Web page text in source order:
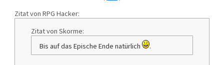
Zitat von RPG Hacker:
Zitat von Skorme:
Bis auf das Epische Ende natürlich
.